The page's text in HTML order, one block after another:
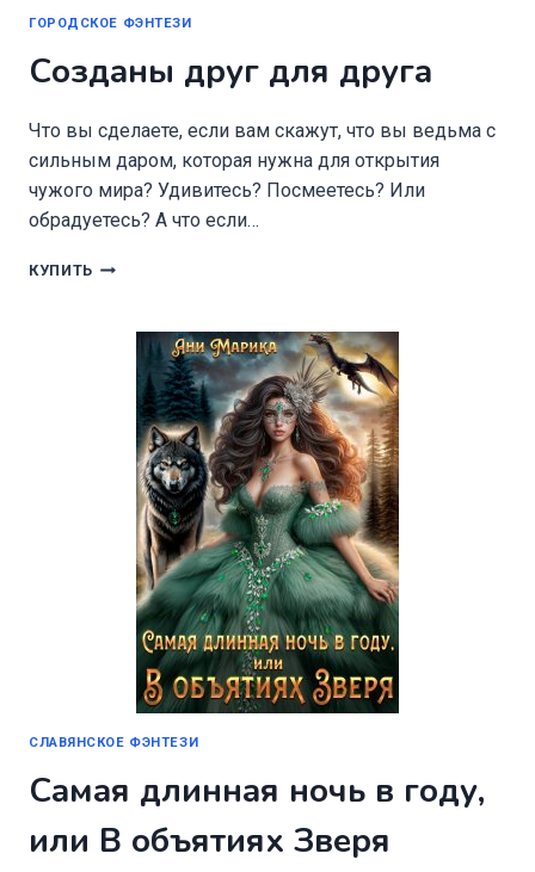
ГОРОДСКОЕ ФЭНТЕЗИ
Созданы друг для друга
Что вы сделаете, если вам скажут, что вы ведьма с
сильным даром, которая нужна для открытия
чужого мира? Удивитесь? Посмеетесь? Или
обрадуетесь? А что если…
КУПИТЬ СОЗДАНЫ
ДРУГА
СЛАВЯНСКОЕ ФЭНТЕЗИ
Самая длинная ночь в году,
или В объятиях Зверя